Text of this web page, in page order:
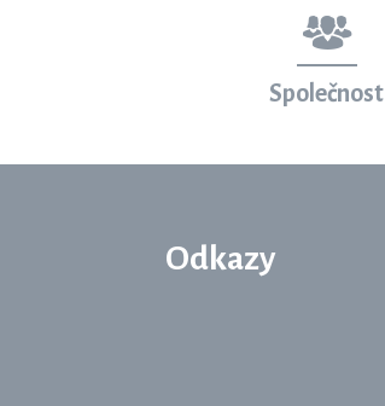
Společnost
Odkazy